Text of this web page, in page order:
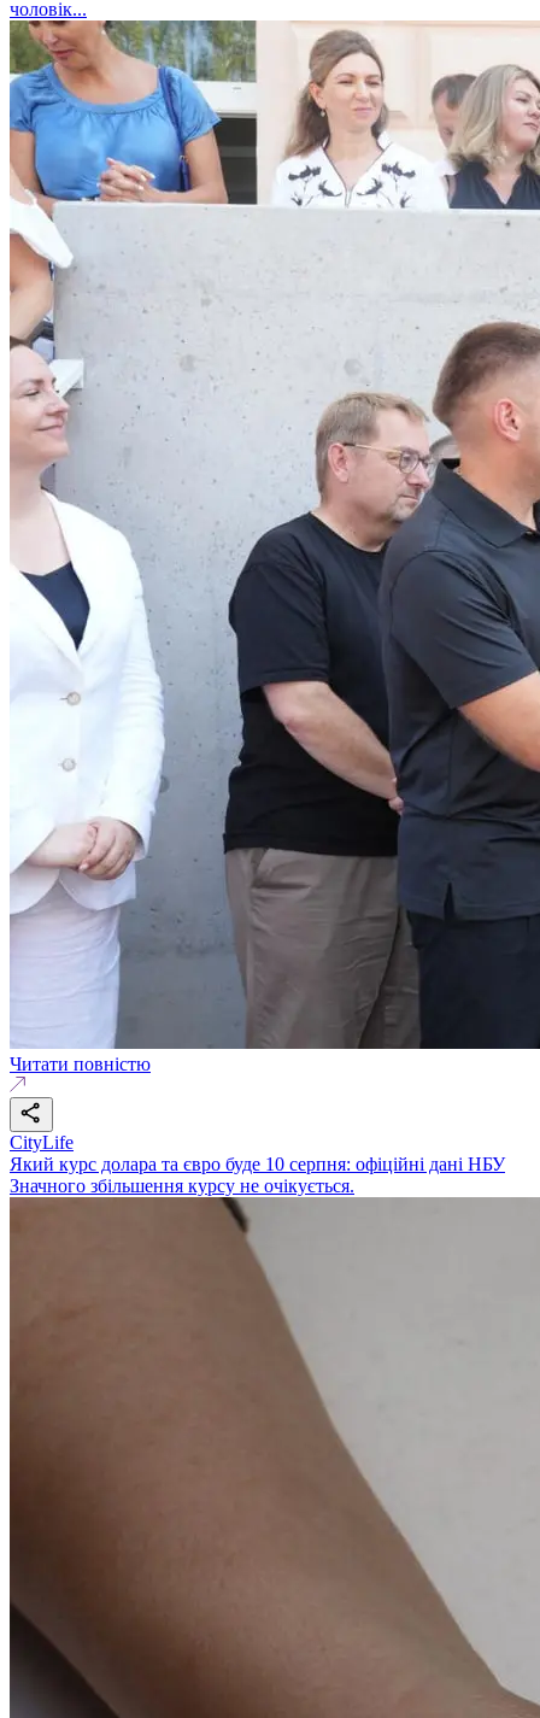
чоловік...
Читати повністю
CityLife
Який курс долара та євро буде 10 серпня: офіційні дані НБУ
Значного збільшення курсу не очікується.